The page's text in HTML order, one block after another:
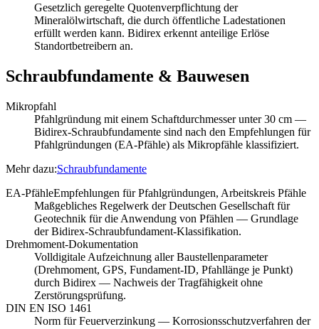
Gesetzlich geregelte Quotenverpflichtung der
Mineralölwirtschaft, die durch öffentliche Ladestationen
erfüllt werden kann. Bidirex erkennt anteilige Erlöse
Standortbetreibern an.
Schraubfundamente & Bauwesen
Mikropfahl
Pfahlgründung mit einem Schaftdurchmesser unter 30 cm —
Bidirex-Schraubfundamente sind nach den Empfehlungen für
Pfahlgründungen (EA-Pfähle) als Mikropfähle klassifiziert.
Mehr dazu:Schraubfundamente
EA-PfähleEmpfehlungen für Pfahlgründungen, Arbeitskreis Pfähle
Maßgebliches Regelwerk der Deutschen Gesellschaft für
Geotechnik für die Anwendung von Pfählen — Grundlage
der Bidirex-Schraubfundament-Klassifikation.
Drehmoment-Dokumentation
Volldigitale Aufzeichnung aller Baustellenparameter
(Drehmoment, GPS, Fundament-ID, Pfahllänge je Punkt)
durch Bidirex — Nachweis der Tragfähigkeit ohne
Zerstörungsprüfung.
DIN EN ISO 1461
Norm für Feuerverzinkung — Korrosionsschutzverfahren der